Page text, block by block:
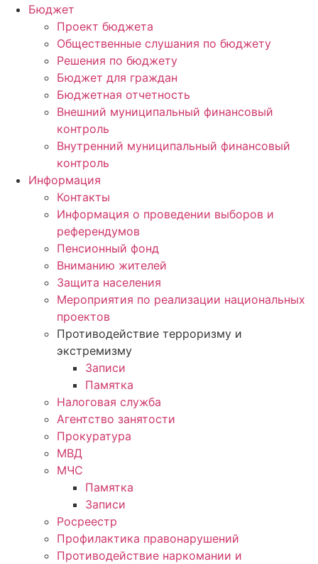
Бюджет
Проект бюджета
Общественные слушания по бюджету
Решения по бюджету
Бюджет для граждан
Бюджетная отчетность
Внешний муниципальный финансовый
контроль
Внутренний муниципальный финансовый
контроль
Информация
Контакты
Информация о проведении выборов и
референдумов
Пенсионный фонд
Вниманию жителей
Защита населения
Мероприятия по реализации национальных
проектов
Противодействие терроризму и
экстремизму
Записи
Памятка
Налоговая служба
Агентство занятости
Прокуратура
МВД
МЧС
Памятка
Записи
Росреестр
Профилактика правонарушений
Противодействие наркомании и